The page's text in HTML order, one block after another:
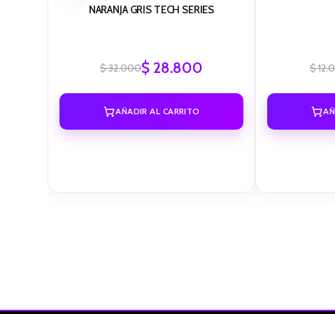
NARANJA GRIS TECH SERIES
$32.000$ 28.800
AÑADIR AL CARRITO
$